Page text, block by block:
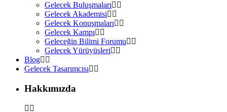
Gelecek Buluşmaları
Gelecek Akademisi
Gelecek Konuşmaları
Gelecek Kampı
Geleceğin Bilimi Forumu
Gelecek Yürüyüşleri
Blog
Gelecek Tasarımcısı
Hakkımızda